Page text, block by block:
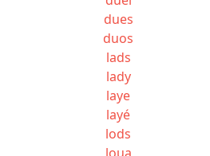
dues
duos
lads
lady
laye
layé
lods